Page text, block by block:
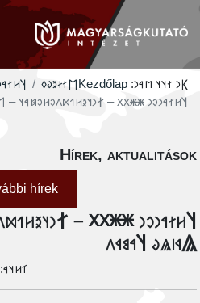
𐲞𐳙 𐳐𐳦𐳦 𐳮𐳀𐳙:
Kezdőlap
‮𐲮𐳐𐳇𐳉𐳜𐳓
𐳾
– 𐲮𐳐𐳯𐳐 𐲖𐳁𐳥𐳖𐳜 𐲦𐳀𐳘𐳁𐳤
Hírek,
hírek
𐲐𐳙𐳦𐳉𐳢𐳒𐳫𐳤𐳛𐳢𐳛𐳯𐳀𐳦 –
𐲖𐳁𐳥𐳖𐳜
𐳑𐳢𐳦𐳀: